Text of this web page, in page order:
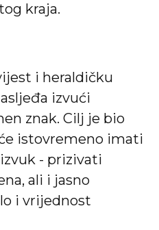
kraja.
i heraldičku
izvući
znak. Cilj je bio
istovremeno imati
- prizivati
ali i jasno
i vrijednost